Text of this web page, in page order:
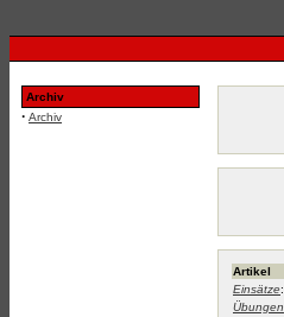
Archiv
· Archiv
Artikel
Einsätze:
Übungen